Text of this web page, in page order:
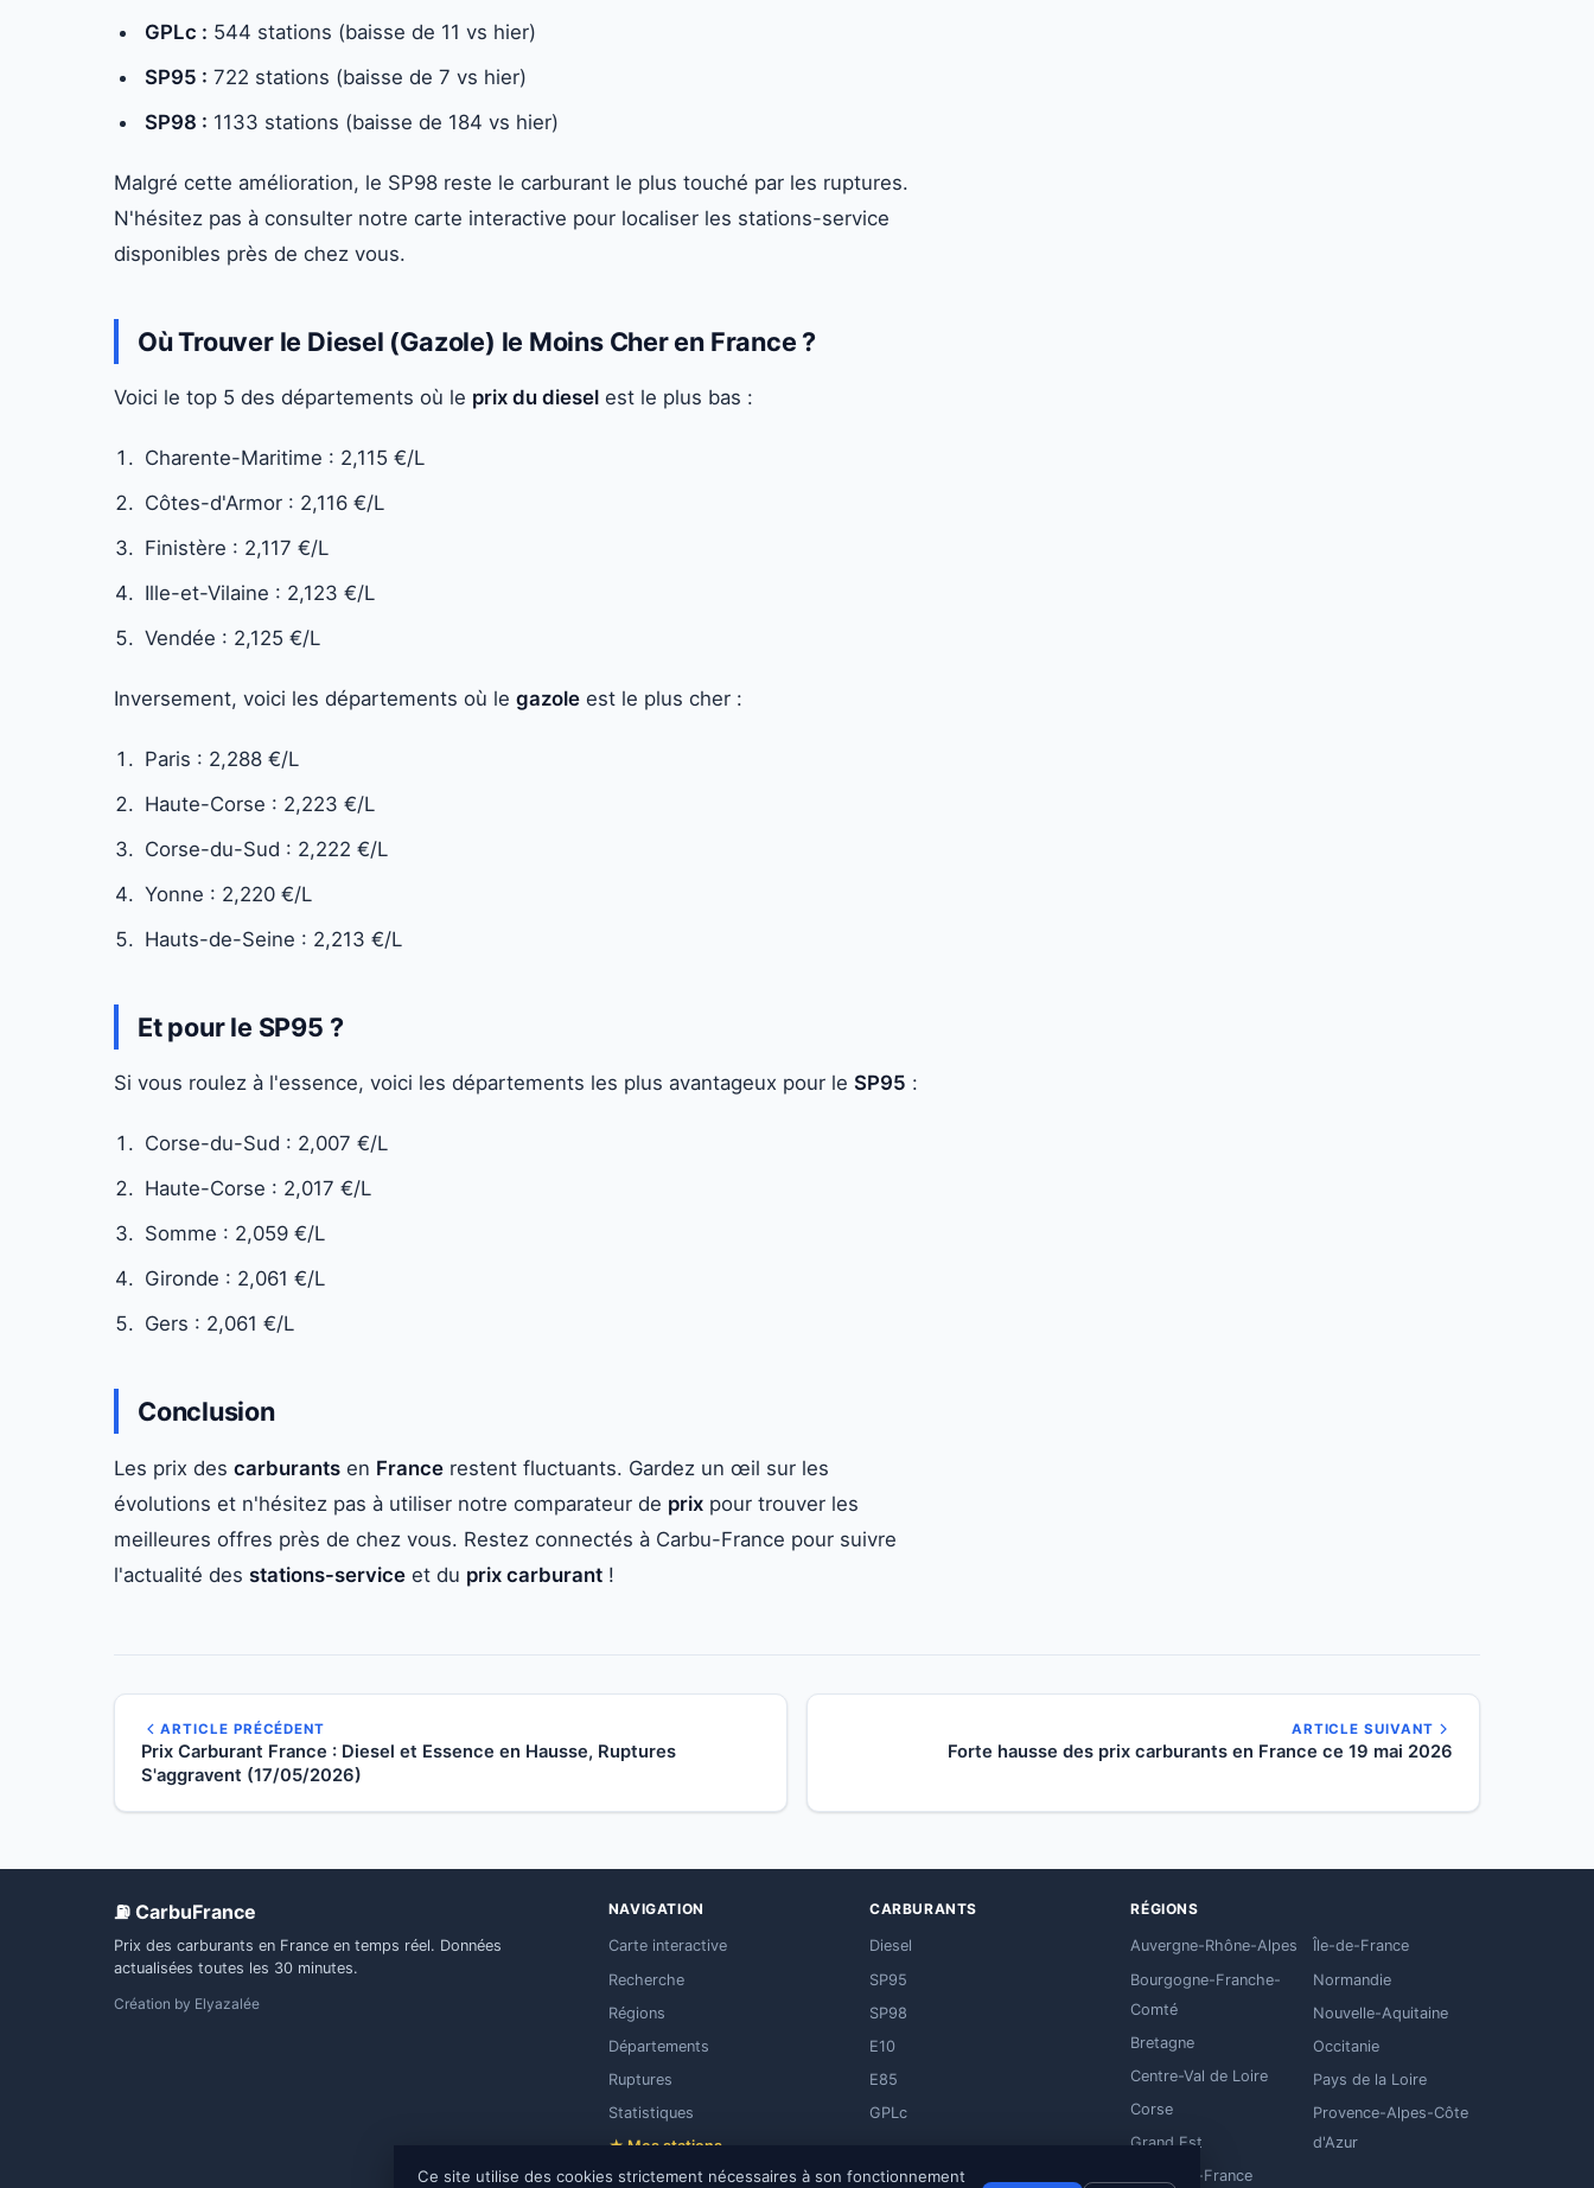
GPLc : 544 stations (baisse de 11 vs hier)
SP95 : 722 stations (baisse de 7 vs hier)
SP98 : 1133 stations (baisse de 184 vs hier)
Malgré cette amélioration, le SP98 reste le carburant le plus touché par les ruptures.
N'hésitez pas à consulter notre carte interactive pour localiser les stations-service
disponibles près de chez vous.
Où Trouver le Diesel (Gazole) le Moins Cher en France ?
Voici le top 5 des départements où le prix du diesel est le plus bas :
Charente-Maritime : 2,115 €/L
Côtes-d'Armor : 2,116 €/L
Finistère : 2,117 €/L
Ille-et-Vilaine : 2,123 €/L
Vendée : 2,125 €/L
Inversement, voici les départements où le gazole est le plus cher :
Paris : 2,288 €/L
Haute-Corse : 2,223 €/L
Corse-du-Sud : 2,222 €/L
Yonne : 2,220 €/L
Hauts-de-Seine : 2,213 €/L
Et pour le SP95 ?
Si vous roulez à l'essence, voici les départements les plus avantageux pour le SP95 :
Corse-du-Sud : 2,007 €/L
Haute-Corse : 2,017 €/L
Somme : 2,059 €/L
Gironde : 2,061 €/L
Gers : 2,061 €/L
Conclusion
Les prix des carburants en France restent fluctuants. Gardez un œil sur les
évolutions et n'hésitez pas à utiliser notre comparateur de prix pour trouver les
meilleures offres près de chez vous. Restez connectés à Carbu-France pour suivre
l'actualité des stations-service et du prix carburant !
ARTICLE PRÉCÉDENT
Prix Carburant France : Diesel et Essence en Hausse, Ruptures
S'aggravent (17/05/2026)
ARTICLE SUIVANT
Forte hausse des prix carburants en France ce 19 mai 2026
⛽ CarbuFrance
Prix des carburants en France en temps réel. Données
actualisées toutes les 30 minutes.
Création by Elyazalée
NAVIGATION
Carte interactive
Recherche
Régions
Départements
Ruptures
Statistiques
★ Mes stations
⬡ Intégrer un widget
CARBURANTS
Diesel
SP95
SP98
E10
E85
GPLc
RÉGIONS
Auvergne-Rhône-Alpes
Bourgogne-Franche-
Comté
Bretagne
Centre-Val de Loire
Corse
Grand Est
Hauts-de-France
Île-de-France
Normandie
Nouvelle-Aquitaine
Occitanie
Pays de la Loire
Provence-Alpes-Côte
d'Azur
Ce site utilise des cookies strictement nécessaires à son fonctionnement